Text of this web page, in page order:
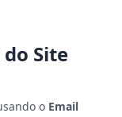
Site
o Email